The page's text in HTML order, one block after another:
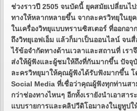
ช่วงราวปี 2505 จนบัดนี้ ยุคสมัยเปลี่ยนไ
ทางให้หลากหลายขึ้น จากละครวิทยุในยุ
ในเครื่องวิทยุแบบทรานซิสเตอร์ ที่ออกอา
ถึงวิทยุเอฟเอ็ม แล้วก็มาเป็นออนไลน์ จน
ไร้ข้อจำกัดทางด้านเวลาและสถานที่ เรา
ส่งให้ผู้ฟังและผู้ชมให้ถึงที่กันมากขึ้น ปัจจุ
ละครวิทยุมาให้คุณผู้ฟังได้รับฟังมากขึ้น โ
Social Media ที่เชื่อว่าคุณผู้ฟังทุกท่านสา
กว่าช่องทางไหนๆ อีกทั้งเรายังนำเอาสา
แบบรายการและคลิปวีดิโอมาลงในยูทูป